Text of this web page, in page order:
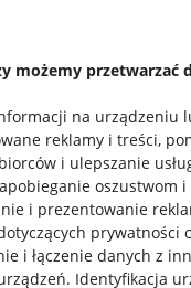
możemy przetwarzać
na urządzeniu
reklamy i treści,
i ulepszanie
oszustwom
i prezentowanie
prywatności
i łączenie danych z
. Identyfikacja
sprzedających
"cookies"